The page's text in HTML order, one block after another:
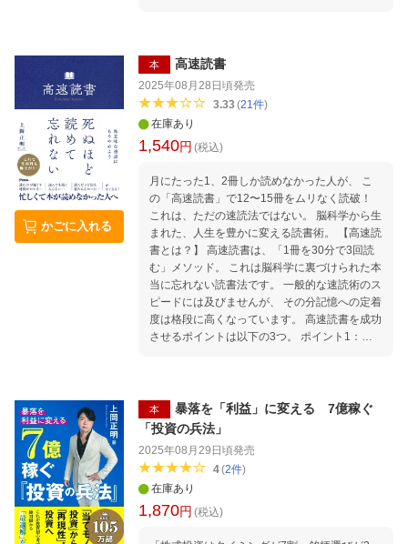
e登録者37万人超の実業家、待望の新刊！ はじ
めに： 1分を制する者は、人生を制する 第1章
「最高の1分」をデザインする ・「最初の1
分」がその後の勢いを決める ・「分給」を意識
しているかどうかで、時間の重みはガラリと変
わる ・武器としての1分ー「4つのモード」を
だけ持てているか？ …など 第2章 仕事で成功
するための「1分」 ・シングルタスクで「高密
度の1分」をつくり出す ・1分で「センターピ
ン」を探す方法 ・「モチベーション」に頼って
はいけない科学的理由 ・1分で作業に没入する
方法 ・メールの処理速度を上げるコツ ・打合
せ、プレゼンでの1分活用法 …など 第3章
「休日の1分」で心と身体をととのえる ・「ダ
ラダラした休日」だとなぜ疲れが取れないの
か？ ・なぜ世界のトップエリートは瞑想をする
・運動は「切り替えの1分」として最適な手
段 …など 第4章 幸せなお金持ちになるため
い人と、幸せになれる人の違いとは？ ・「幸せ
なお金持ち」が、お金以外にも投資しているこ
ととは？ ・幸せなお金持ちは1分の重みを知っ
ている ・1分あたりの読書スピードを上げる方
かごに入れる
本 高速読書
2025年08月28日頃発売
3.33(21 件)
在庫あり
1,540円 (税込)
月にたった1、2冊しか読めなかった人が、 こ
の「高速読書」で12〜15冊をムリなく読破！
これは、ただの速読法ではない。 脳科学から生
まれた、人生を豊かに変える読書術。 【高速読
書とは？】 高速読書は、「1冊を30分で3回読
む」メソッド。 これは脳科学に裏づけられた本
当に忘れない読書法です。 一般的な速読術のス
ピードには及びませんが、 その分記憶への定着
度は格段に高くなっています。 高速読書を成功
させるポイントは以下の3つ。 ポイント1：ロ
でもすぐに、 レッスンなしで簡単に実践できま
す。 これらを駆使して高速読書を続けること
で、 だんだんとあなたの人生は好転していくこ
とでしょう。 まさに、効率よく読書（インプッ
ト）を 成果（アウトプット）に変えることがで
きるのが、 この「高速読書」なのです。 【高
速読書は速読とはまったく違う！】 「1冊を読
本
暴落を「利益」に変える 7億稼ぐ
「投資の兵法」
2025年08月29日頃発売
4(2件)
在庫あり
1,870円 (税込)